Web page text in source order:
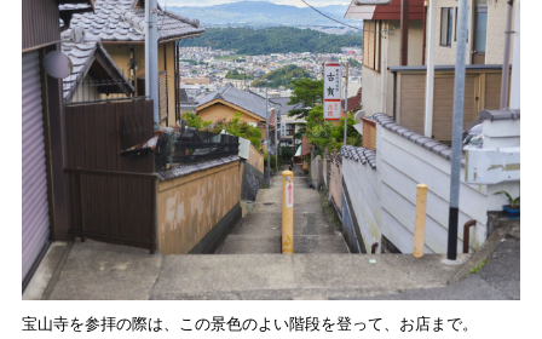
宝山寺を参拝の際は、この景色のよい階段を登って、お店まで。